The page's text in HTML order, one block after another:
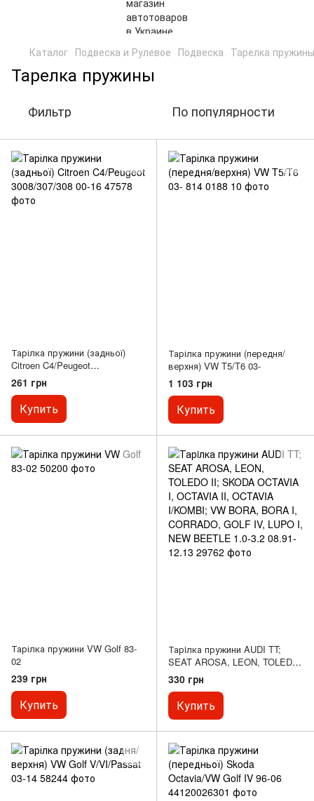
Каталог Подвеска и Рулевое Подвеска Тарелка пружины
Тарелка пружины
Фильтр По популярности
Тарілка пружини (задньої)
Citroen C4/Peugeot
3008/307/308 00-16
261 грн
Купить
Тарілка пружини (передня/
верхня) VW T5/T6 03-
1 103 грн
Купить
Тарілка пружини VW Golf 83-
02
239 грн
Купить
Тарiлка пружини AUDI TT;
SEAT AROSA, LEON, TOLEDO
II; SKODA OCTAVIA I, OCTAVIA
II, OCTAVIA I/KOMBI; VW
BORA, BORA I, CORRADO,
GOLF IV, LUPO I, NEW
330 грн
Купить